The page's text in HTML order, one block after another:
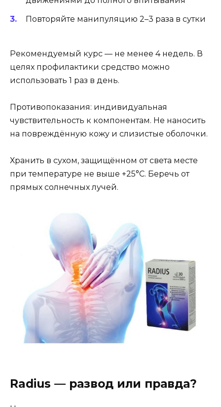
Повторяйте манипуляцию 2–3 раза в сутки
Рекомендуемый курс — не менее 4 недель. В
целях профилактики средство можно
использовать 1 раз в день.
Противопоказания: индивидуальная
чувствительность к компонентам. Не наносить
на повреждённую кожу и слизистые оболочки.
Хранить в сухом, защищённом от света месте
при температуре не выше +25°C. Беречь от
прямых солнечных лучей.
Radius — развод или правда?